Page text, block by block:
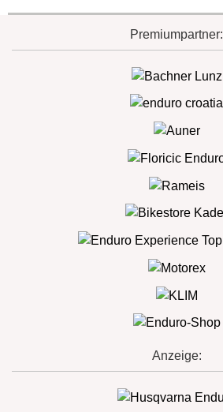
Premiumpartner:
Anzeige: